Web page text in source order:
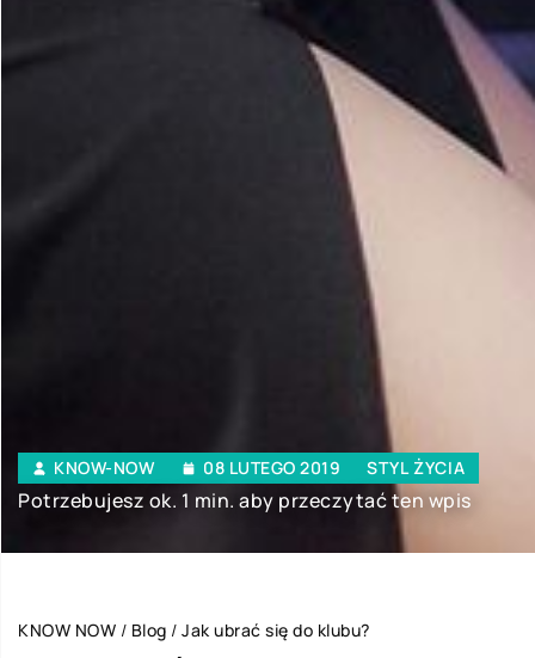
KNOW-NOW 08 LUTEGO 2019 STYL ŻYCIA
Potrzebujesz ok. 1 min. aby przeczytać ten wpis
KNOW NOW / Blog / Jak ubrać się do klubu?